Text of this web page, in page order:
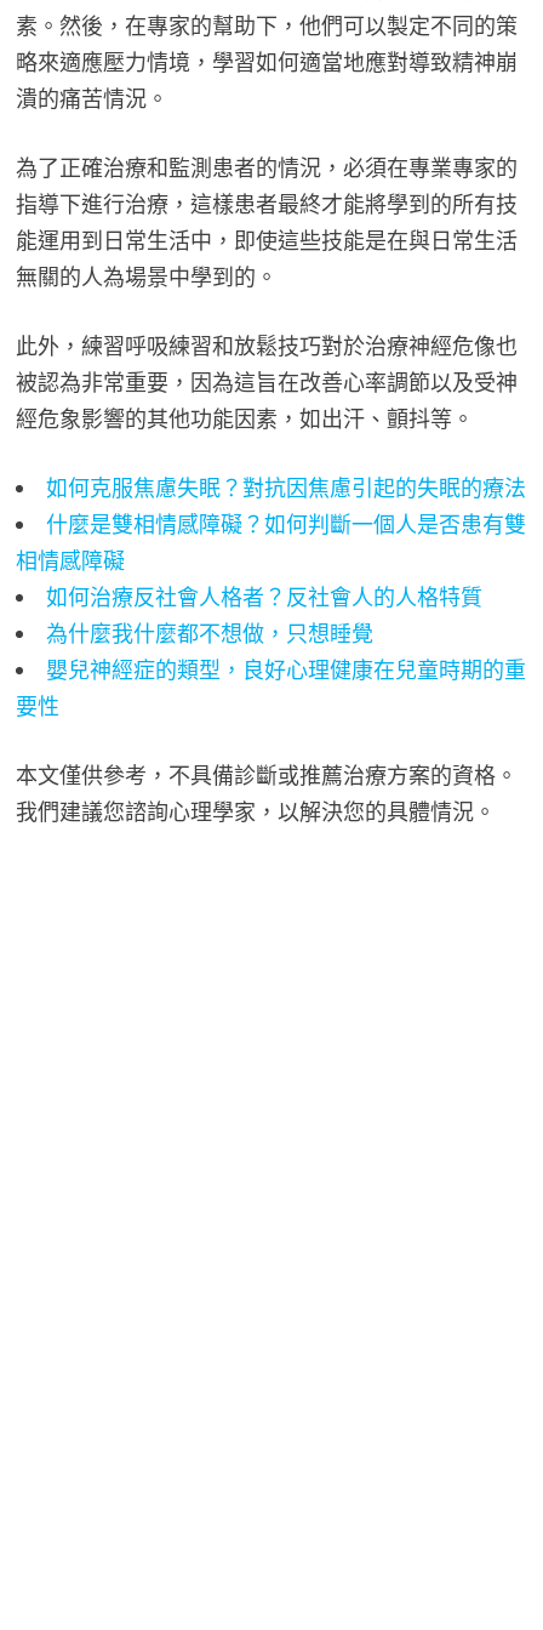
素。然後，在專家的幫助下，他們可以製定不同的策
略來適應壓力情境，學習如何適當地應對導致精神崩
潰的痛苦情況。
為了正確治療和監測患者的情況，必須在專業專家的
指導下進行治療，這樣患者最終才能將學到的所有技
能運用到日常生活中，即使這些技能是在與日常生活
無關的人為場景中學到的。
此外，練習呼吸練習和放鬆技巧對於治療神經危像也
被認為非常重要，因為這旨在改善心率調節以及受神
經危象影響的其他功能因素，如出汗、顫抖等。
如何克服焦慮失眠？對抗因焦慮引起的失眠的療法
什麼是雙相情感障礙？如何判斷一個人是否患有雙
相情感障礙
如何治療反社會人格者？反社會人的人格特質
為什麼我什麼都不想做，只想睡覺
嬰兒神經症的類型，良好心理健康在兒童時期的重
要性
本文僅供參考，不具備診斷或推薦治療方案的資格。
我們建議您諮詢心理學家，以解決您的具體情況。